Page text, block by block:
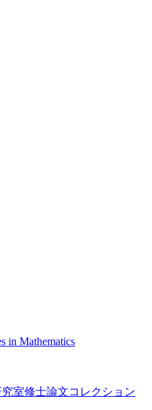
in Mathematics
室修士論文コレクション